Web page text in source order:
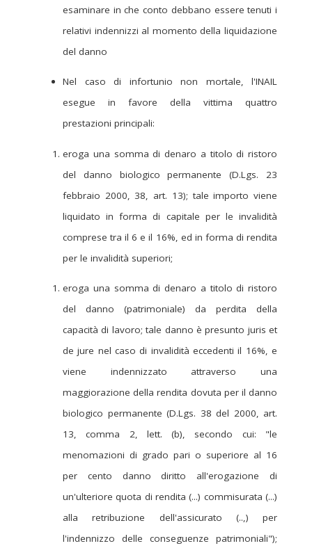
esaminare in che conto debbano essere tenuti i
relativi indennizzi al momento della liquidazione
del danno
Nel caso di infortunio non mortale, l'INAIL
esegue in favore della vittima quattro
prestazioni principali:
eroga una somma di denaro a titolo di ristoro
del danno biologico permanente (D.Lgs. 23
febbraio 2000, 38, art. 13); tale importo viene
liquidato in forma di capitale per le invalidità
comprese tra il 6 e il 16%, ed in forma di rendita
per le invalidità superiori;
eroga una somma di denaro a titolo di ristoro
del danno (patrimoniale) da perdita della
capacità di lavoro; tale danno è presunto juris et
de jure nel caso di invalidità eccedenti il 16%, e
viene indennizzato attraverso una
maggiorazione della rendita dovuta per il danno
biologico permanente (D.Lgs. 38 del 2000, art.
13, comma 2, lett. (b), secondo cui: "le
menomazioni di grado pari o superiore al 16
per cento danno diritto all'erogazione di
un'ulteriore quota di rendita (...) commisurata (...)
alla retribuzione dell'assicurato (..,) per
l'indennizzo delle conseguenze patrimoniali");